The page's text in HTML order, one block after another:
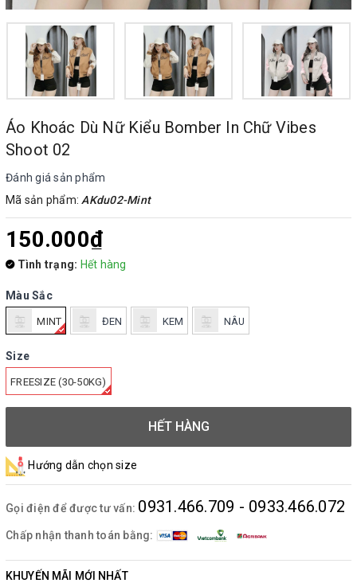
Áo Khoác Dù Nữ Kiểu Bomber In Chữ Vibes
Shoot 02
Đánh giá sản phẩm
Mã sản phẩm: AKdu02-Mint
150.000₫
Tình trạng: Hết hàng
Màu Sắc
MINT ĐEN KEM NÂU
Size
FREESIZE (30-50KG)
HẾT HÀNG
Hướng dẫn chọn size
Gọi điện để được tư vấn: 0931.466.709 - 0933.466.072
Chấp nhận thanh toán bằng:
KHUYẾN MÃI MỚI NHẤT